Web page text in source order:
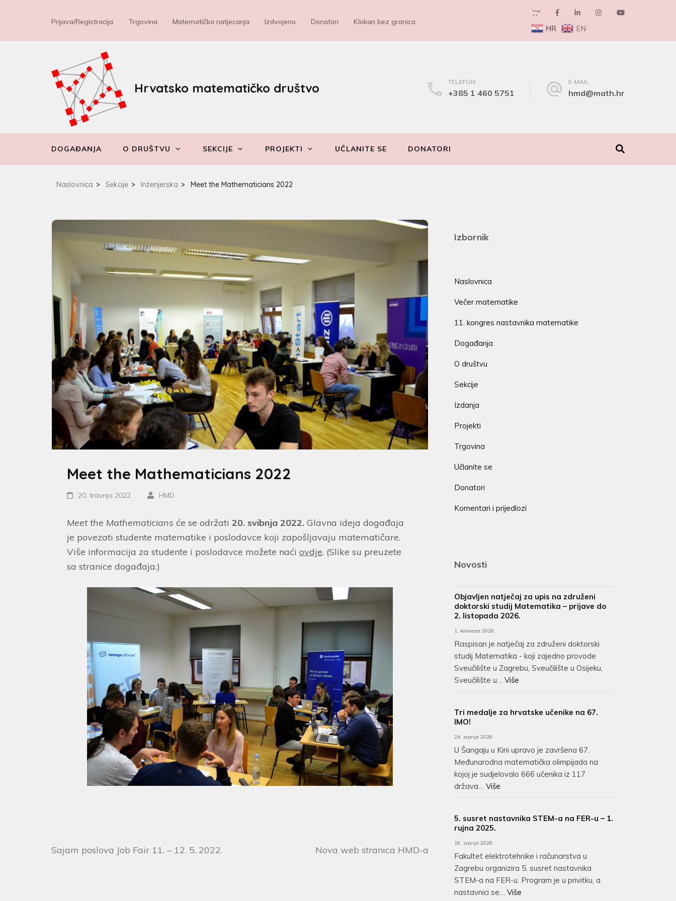
Prijava/Registracija Trgovina Matematička natjecanja Izdvojeno Donatori Klokan bez granica
HR EN
Hrvatsko matematičko društvo TELEFON
+385 1 460 5751
E-MAIL
hmd@math.hr
DOGAĐANJA O DRUŠTVU SEKCIJE PROJEKTI UČLANITE SE DONATORI
Naslovnica > Sekcije > Inženjerska > Meet the Mathematicians 2022
Meet the Mathematicians 2022
20. travnja 2022. HMD
Meet the Mathematicians će se održati 20. svibnja 2022. Glavna ideja događaja
je povezati studente matematike i poslodavce koji zapošljavaju matematičare.
Više informacija za studente i poslodavce možete naći ovdje. (Slike su preuzete
sa stranice događaja.)
Sajam poslova Job Fair 11. – 12. 5. 2022. Nova web stranica HMD-a
Izbornik
Naslovnica
Večer matematike
11. kongres nastavnika matematike
Događanja
O društvu
Sekcije
Izdanja
Projekti
Trgovina
Učlanite se
Donatori
Komentari i prijedlozi
Novosti
Objavljen natječaj za upis na združeni
doktorski studij Matematika – prijave do
2. listopada 2026.
1. kolovoza 2026.
Raspisan je natječaj za združeni doktorski
studij Matematika - koji zajedno provode
Sveučilište u Zagrebu, Sveučilište u Osijeku,
Sveučilište u…Više
Tri medalje za hrvatske učenike na 67.
IMO!
24. srpnja 2026.
U Šangaju u Kini upravo je završena 67.
Međunarodna matematička olimpijada na
kojoj je sudjelovalo 666 učenika iz 117
država…Više
5. susret nastavnika STEM-a na FER-u – 1.
rujna 2025.
16. srpnja 2026.
Fakultet elektrotehnike i računarstva u
Zagrebu organizira 5. susret nastavnika
STEM-a na FER-u. Program je u privitku, a
nastavnici se…Više